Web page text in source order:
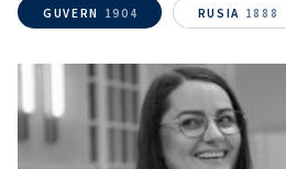
GUVERN 1904 RUSIA 1888